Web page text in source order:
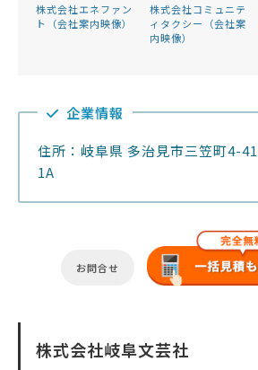
株式会社エネファン
ト（会社案内映像）
株式会社コミュニテ
ィタクシー（会社案
内映像）
企業情報
住所：岐阜県 多治見市三笠町4-
1A
お問合せ
株式会社岐阜文芸社